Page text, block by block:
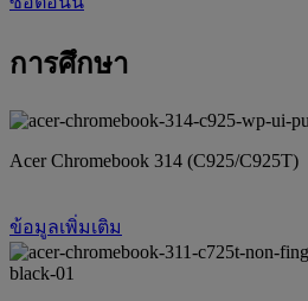
การศึกษา
Acer Chromebook 314 (C925/C925T)
ข้อมูลเพิ่มเติม